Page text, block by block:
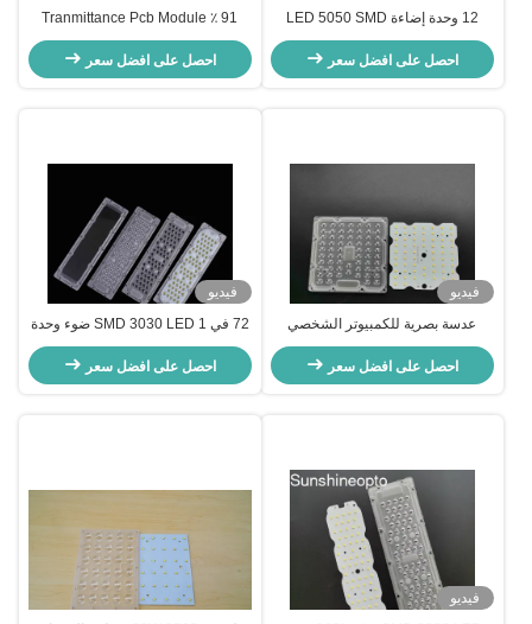
12 وحدة إضاءة LED 5050 SMD
LED مع عدسة زاوية شعاع 173 مم
145 × 70 درجة لإضاءة الشوارعاحصل على افضل سعر
91 ٪ Tranmittance Pcb Module
160lm / w SMD 3030 LED Light
Module 50W Street Lighting
احصل على افضل سعر
فيديو
عدسة بصرية للكمبيوتر الشخصي
مقاس 130 × 130 مم ولوحة SMD
بقدرة 50 وات
احصل على افضل سعر
فيديو
72 في 1 SMD 3030 LED ضوء وحدة
160lm / ث 90 درجة زاوية لإضاءة نفق
50W
احصل على افضل سعر
فيديو